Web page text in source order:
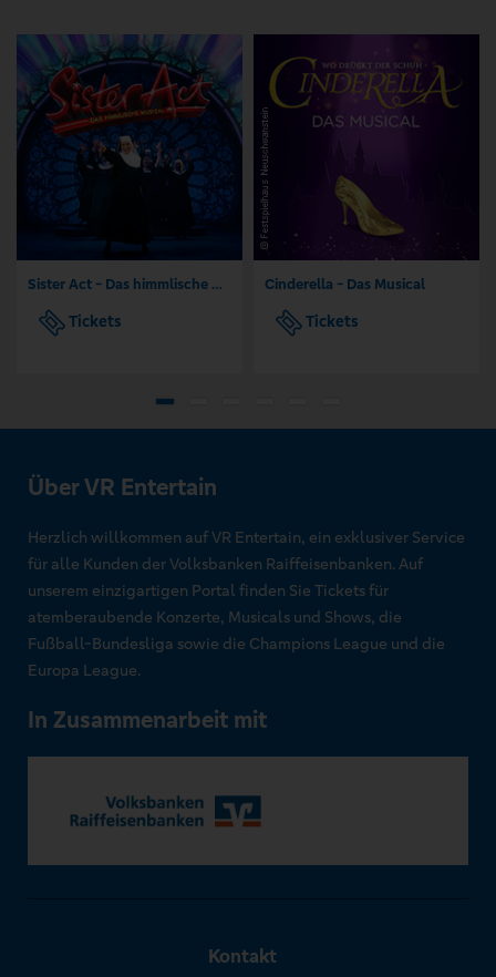
Sister Act - Das himmlische Musical
Tickets
Cinderella - Das Musical
Tickets
Über VR Entertain
Herzlich willkommen auf VR Entertain, ein exklusiver Service
für alle Kunden der Volksbanken Raiffeisenbanken. Auf
unserem einzigartigen Portal finden Sie Tickets für
atemberaubende Konzerte, Musicals und Shows, die
Fußball-Bundesliga sowie die Champions League und die
Europa League.
In Zusammenarbeit mit
Kontakt